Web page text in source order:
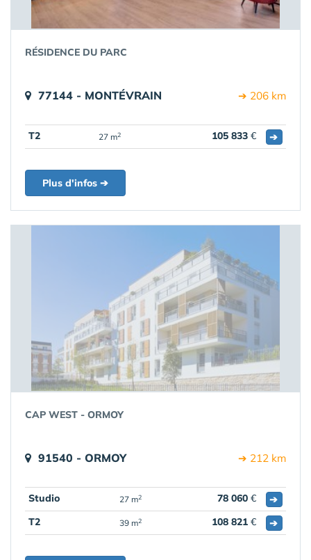
RÉSIDENCE DU PARC
77144 - MONTÉVRAIN ➔ 206 km
T2 27 m2 105 833 € ➔
Plus d'infos ➔
CAP WEST - ORMOY
91540 - ORMOY ➔ 212 km
Studio 27 m2 78 060 €
➔
T2
39 m2 108 821 € ➔